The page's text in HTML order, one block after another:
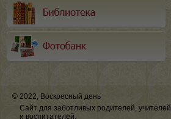
© 2022, Воскресный день
Сайт для заботливых родителей, учителей
и воспитателей.